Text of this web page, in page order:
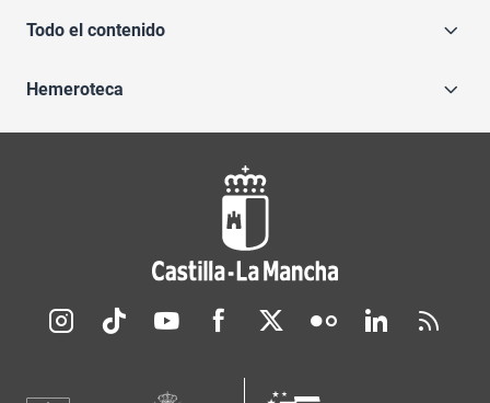
Todo el contenido
Hemeroteca
Redes sociales JCCM